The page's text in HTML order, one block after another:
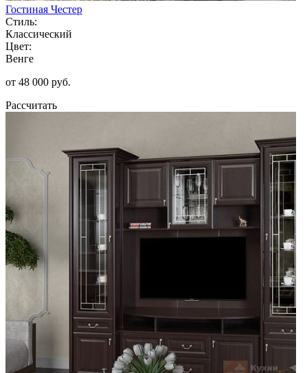
Гостиная Честер
Стиль:
Классический
Цвет:
Венге
от 48 000 руб.
Рассчитать